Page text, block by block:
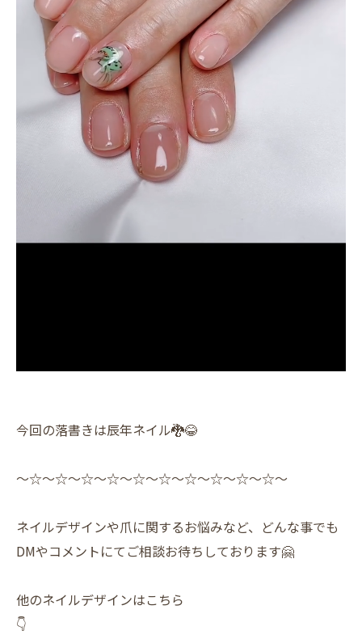
今回の落書きは辰年ネイル🐉😂
〜☆〜☆〜☆〜☆〜☆〜☆〜☆〜☆〜☆〜☆〜
ネイルデザインや爪に関するお悩みなど、どんな事でも
DMやコメントにてご相談お待ちしております🤗
他のネイルデザインはこちら
👇